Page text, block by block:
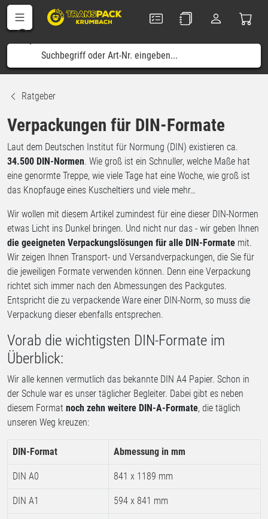
Ratgeber
Verpackungen für DIN-Formate
Laut dem Deutschen Institut für Normung (DIN) existieren ca.
34.500 DIN-Normen. Wie groß ist ein Schnuller, welche Maße hat
eine genormte Treppe, wie viele Tage hat eine Woche, wie groß ist
das Knopfauge eines Kuscheltiers und viele mehr…
Wir wollen mit diesem Artikel zumindest für eine dieser DIN-Normen
etwas Licht ins Dunkel bringen. Und nicht nur das - wir geben Ihnen
die geeigneten Verpackungslösungen für alle DIN-Formate mit.
Wir zeigen Ihnen Transport- und Versandverpackungen, die Sie für
die jeweiligen Formate verwenden können. Denn eine Verpackung
richtet sich immer nach den Abmessungen des Packgutes.
Entspricht die zu verpackende Ware einer DIN-Norm, so muss die
Verpackung dieser ebenfalls entsprechen.
Vorab die wichtigsten DIN-Formate im
Überblick:
Wir alle kennen vermutlich das bekannte DIN A4 Papier. Schon in
der Schule war es unser täglicher Begleiter. Dabei gibt es neben
diesem Format noch zehn weitere DIN-A-Formate, die täglich
unseren Weg kreuzen:
DIN-Format Abmessung in mm
DIN A0 841 x 1189 mm
DIN A1 594 x 841 mm